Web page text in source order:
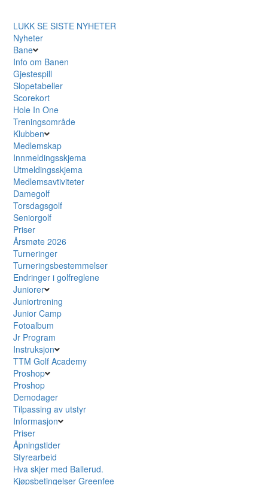
LUKK SE SISTE NYHETER
Nyheter
Bane
Info om Banen
Gjestespill
Slopetabeller
Scorekort
Hole In One
Treningsområde
Klubben
Medlemskap
Innmeldingsskjema
Utmeldingsskjema
Medlemsavtiviteter
Damegolf
Torsdagsgolf
Seniorgolf
Priser
Årsmøte 2026
Turneringer
Turneringsbestemmelser
Endringer i golfreglene
Juniorer
Juniortrening
Junior Camp
Fotoalbum
Jr Program
Instruksjon
TTM Golf Academy
Proshop
Proshop
Demodager
Tilpassing av utstyr
Informasjon
Priser
Åpningstider
Styrearbeid
Hva skjer med Ballerud.
Kjøpsbetingelser Greenfee